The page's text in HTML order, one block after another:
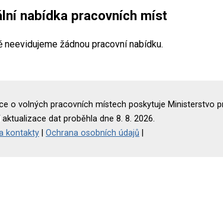
nabídka pracovních míst
neevidujeme žádnou pracovní nabídku.
o volných pracovních místech poskytuje Ministerstvo
aktualizace dat proběhla dne 8. 8. 2026.
kontakty
Ochrana osobních údajů